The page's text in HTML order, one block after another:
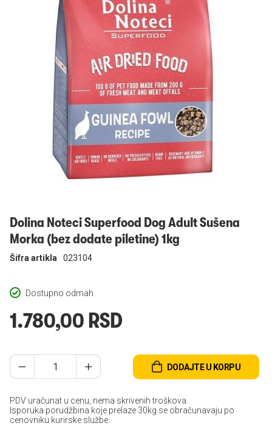
Dolina Noteci Superfood Dog Adult Sušena
Morka (bez dodate piletine) 1kg
Dostupno odmah
Šifra artikla 023104
1.780,00 RSD
DODAJTE U KORPU
PDV uračunat u cenu, nema skrivenih troškova.
Isporuka porudžbina koje prelaze 30kg se obračunavaju po
cenovniku kurirske službe.